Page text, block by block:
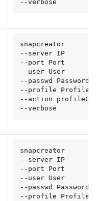
--verbose
snapcreator
--server IP
--port Port
--user User
--passwd Password
--profile Profile
--action
--verbose
snapcreator
--server IP
--port Port
--user User
--passwd Password
--profile Profile